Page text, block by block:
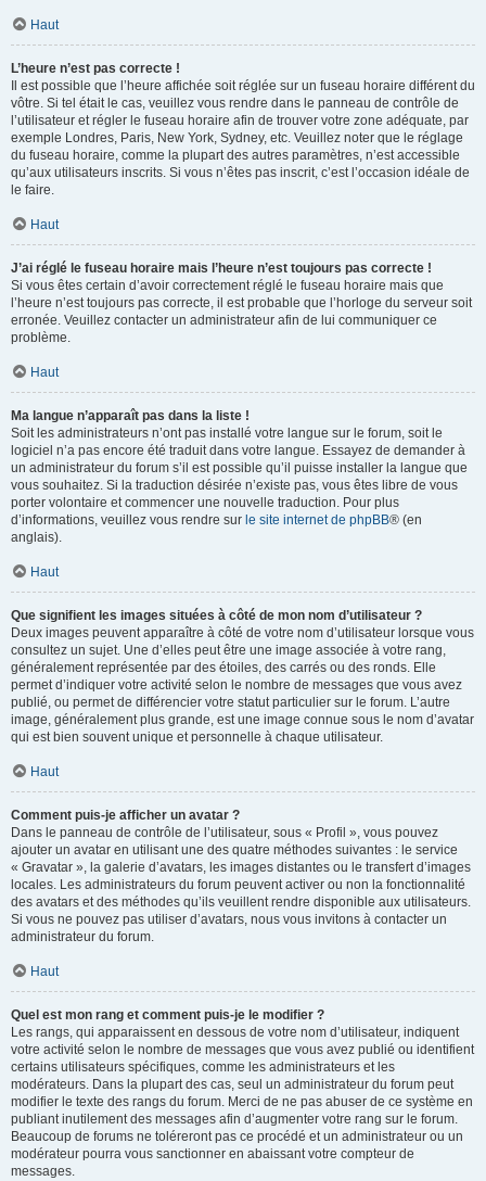
Haut
L’heure n’est pas correcte !
Il est possible que l’heure affichée soit réglée sur un fuseau horaire différent du
vôtre. Si tel était le cas, veuillez vous rendre dans le panneau de contrôle de
l’utilisateur et régler le fuseau horaire afin de trouver votre zone adéquate, par
exemple Londres, Paris, New York, Sydney, etc. Veuillez noter que le réglage
du fuseau horaire, comme la plupart des autres paramètres, n’est accessible
qu’aux utilisateurs inscrits. Si vous n’êtes pas inscrit, c’est l’occasion idéale de
le faire.
Haut
J’ai réglé le fuseau horaire mais l’heure n’est toujours pas correcte !
Si vous êtes certain d’avoir correctement réglé le fuseau horaire mais que
l’heure n’est toujours pas correcte, il est probable que l’horloge du serveur soit
erronée. Veuillez contacter un administrateur afin de lui communiquer ce
problème.
Haut
Ma langue n’apparaît pas dans la liste !
Soit les administrateurs n’ont pas installé votre langue sur le forum, soit le
logiciel n’a pas encore été traduit dans votre langue. Essayez de demander à
un administrateur du forum s’il est possible qu’il puisse installer la langue que
vous souhaitez. Si la traduction désirée n’existe pas, vous êtes libre de vous
porter volontaire et commencer une nouvelle traduction. Pour plus
d’informations, veuillez vous rendre sur le site internet de phpBB® (en
anglais).
Haut
Que signifient les images situées à côté de mon nom d’utilisateur ?
Deux images peuvent apparaître à côté de votre nom d’utilisateur lorsque vous
consultez un sujet. Une d’elles peut être une image associée à votre rang,
généralement représentée par des étoiles, des carrés ou des ronds. Elle
permet d’indiquer votre activité selon le nombre de messages que vous avez
publié, ou permet de différencier votre statut particulier sur le forum. L’autre
image, généralement plus grande, est une image connue sous le nom d’avatar
qui est bien souvent unique et personnelle à chaque utilisateur.
Haut
Comment puis-je afficher un avatar ?
Dans le panneau de contrôle de l’utilisateur, sous « Profil », vous pouvez
ajouter un avatar en utilisant une des quatre méthodes suivantes : le service
« Gravatar », la galerie d’avatars, les images distantes ou le transfert d’images
locales. Les administrateurs du forum peuvent activer ou non la fonctionnalité
des avatars et des méthodes qu’ils veuillent rendre disponible aux utilisateurs.
Si vous ne pouvez pas utiliser d’avatars, nous vous invitons à contacter un
administrateur du forum.
Haut
Quel est mon rang et comment puis-je le modifier ?
Les rangs, qui apparaissent en dessous de votre nom d’utilisateur, indiquent
votre activité selon le nombre de messages que vous avez publié ou identifient
certains utilisateurs spécifiques, comme les administrateurs et les
modérateurs. Dans la plupart des cas, seul un administrateur du forum peut
modifier le texte des rangs du forum. Merci de ne pas abuser de ce système en
publiant inutilement des messages afin d’augmenter votre rang sur le forum.
Beaucoup de forums ne toléreront pas ce procédé et un administrateur ou un
modérateur pourra vous sanctionner en abaissant votre compteur de
messages.